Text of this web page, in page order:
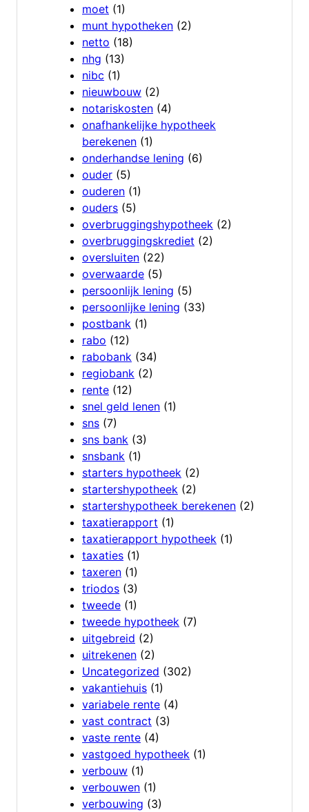
moet (1)
munt hypotheken (2)
netto (18)
nhg (13)
nibc (1)
nieuwbouw (2)
notariskosten (4)
onafhankelijke hypotheek
berekenen (1)
onderhandse lening (6)
ouder (5)
ouderen (1)
ouders (5)
overbruggingshypotheek (2)
overbruggingskrediet (2)
oversluiten (22)
overwaarde (5)
persoonlijk lening (5)
persoonlijke lening (33)
postbank (1)
rabo (12)
rabobank (34)
regiobank (2)
rente (12)
snel geld lenen (1)
sns (7)
sns bank (3)
snsbank (1)
starters hypotheek (2)
startershypotheek (2)
startershypotheek berekenen (2)
taxatierapport (1)
taxatierapport hypotheek (1)
taxaties (1)
taxeren (1)
triodos (3)
tweede (1)
tweede hypotheek (7)
uitgebreid (2)
uitrekenen (2)
Uncategorized (302)
vakantiehuis (1)
variabele rente (4)
vast contract (3)
vaste rente (4)
vastgoed hypotheek (1)
verbouw (1)
verbouwen (1)
verbouwing (3)